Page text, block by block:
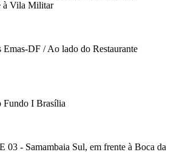
à Vila Militar
Emas-DF / Ao lado do Restaurante
I Brasília
- Samambaia Sul, em frente à Boca da